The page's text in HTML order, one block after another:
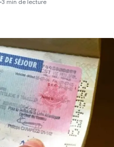
3 min de lecture